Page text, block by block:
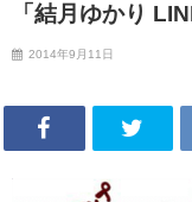
「結月ゆかり
2014年9月11日